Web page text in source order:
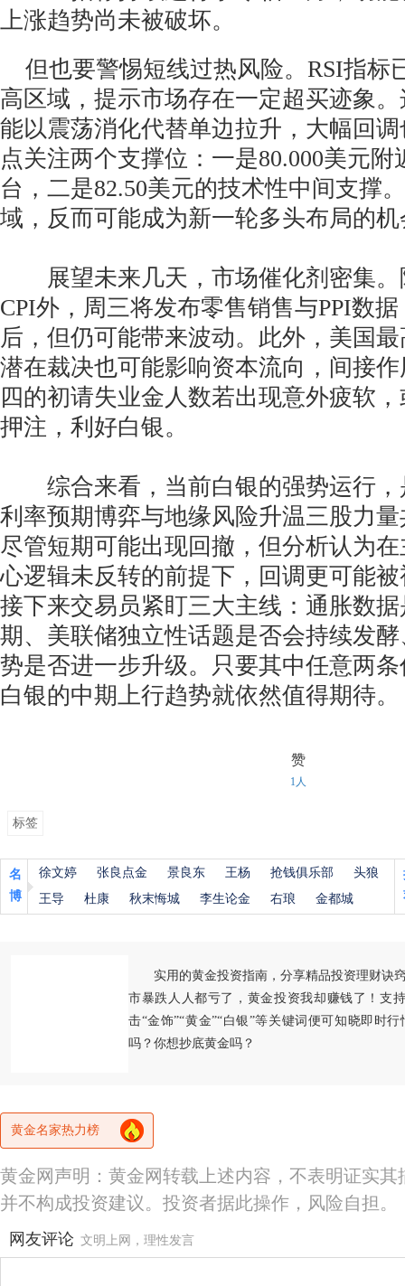
上涨趋势尚未被破坏。
但也要警惕短线过热风险。RSI指标
高区域，提示市场存在一定超买迹象
能以震荡消化代替单边拉升，大幅回
点关注两个支撑位：一是80.000美元
台，二是82.50美元的技术性中间支撑
域，反而可能成为新一轮多头布局的
展望未来几天，市场催化剂密集。
CPI外，周三将发布零售销售与PPI数
后，但仍可能带来波动。此外，美国
潜在裁决也可能影响资本流向，间接
四的初请失业金人数若出现意外疲软
押注，利好白银。
综合来看，当前白银的强势运行，
利率预期博弈与地缘风险升温三股力
尽管短期可能出现回撤，但分析认为
心逻辑未反转的前提下，回调更可能
接下来交易员紧盯三大主线：通胀数
期、美联储独立性话题是否会持续发
势是否进一步升级。只要其中任意两
白银的中期上行趋势就依然值得期待。
赞
1人
标签
名
博
徐文婷 张良点金 景良东 王杨 抢钱俱乐部
头狼
王导
杜康 秋末悔城 李生论金 右琅 金都城
实用的黄金投资指南，分享精品投资理财诀
市暴跌人人都亏了，黄金投资我却赚钱了！支
击“金饰”“黄金”“白银”等关键词便可知晓即时
吗？你想抄底黄金吗？
黄金名家热力榜
黄金网声明：黄金网转载上述内容，不表明证实
并不构成投资建议。投资者据此操作，风险自担。
网友评论 文明上网，理性发言